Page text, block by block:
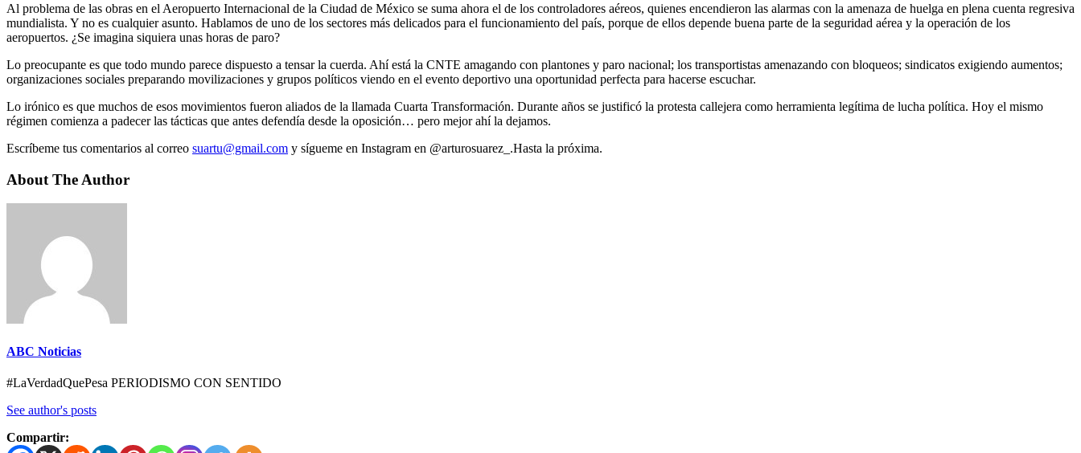
Al problema de las obras en el Aeropuerto Internacional de la Ciudad de México se suma ahora el de los controladores aéreos, quienes encendieron las alarmas con la amenaza de huelga en plena cuenta regresiva
mundialista. Y no es cualquier asunto. Hablamos de uno de los sectores más delicados para el funcionamiento del país, porque de ellos depende buena parte de la seguridad aérea y la operación de los
aeropuertos. ¿Se imagina siquiera unas horas de paro?
Lo preocupante es que todo mundo parece dispuesto a tensar la cuerda. Ahí está la CNTE amagando con plantones y paro nacional; los transportistas amenazando con bloqueos; sindicatos exigiendo aumentos;
organizaciones sociales preparando movilizaciones y grupos políticos viendo en el evento deportivo una oportunidad perfecta para hacerse escuchar.
Lo irónico es que muchos de esos movimientos fueron aliados de la llamada Cuarta Transformación. Durante años se justificó la protesta callejera como herramienta legítima de lucha política. Hoy el mismo
régimen comienza a padecer las tácticas que antes defendía desde la oposición… pero mejor ahí la dejamos.
Escríbeme tus comentarios al correo suartu@gmail.com y sígueme en Instagram en @arturosuarez_.Hasta la próxima.
About The Author
ABC Noticias
#LaVerdadQuePesa PERIODISMO CON SENTIDO
See author's posts
Compartir: